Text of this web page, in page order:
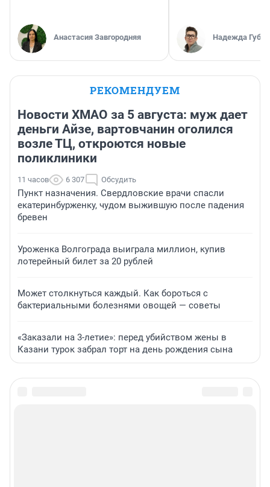
Анастасия Завгородняя Надежда
РЕКОМЕНДУЕМ
Новости ХМАО за 5 августа: муж дает
деньги Айзе, вартовчанин оголился
возле ТЦ, откроются новые
поликлиники
11 часов 6 307 Обсудить
Пункт назначения. Свердловские врачи спасли
екатеринбурженку, чудом выжившую после падения
бревен
Уроженка Волгограда выиграла миллион, купив
лотерейный билет за 20 рублей
Может столкнуться каждый. Как бороться с
бактериальными болезнями овощей — советы
«Заказали на 3-летие»: перед убийством жены в
Казани турок забрал торт на день рождения сына